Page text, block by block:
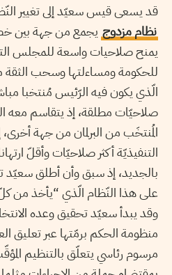
قد يسعى قيس سعيّد إلى تغيير
نظام مزدوج يجمع من جهة بين
يمنح صلاحيات واسعة للمجلس
للحكومة ومساءلتها وسحب الثقة
الّذي يكون فيه الرّئيس مُنتخبا
صلاحيّات مطلقة، إذ يتقاسم معه
المُنتخَب من البرلمان من جهة
التنفيذيّة أكثر صلاحيّات وأقلّ
بالجديد، إذ سبق وأن أطلق
على هذا النّظام الّذي “يأخذ
وقد يبدأ سعيّد تحقيق وعده
منظومة الحكم برمّتها عبر تعليق
مرسوم رئاسي يتعلّق بالتنظيم